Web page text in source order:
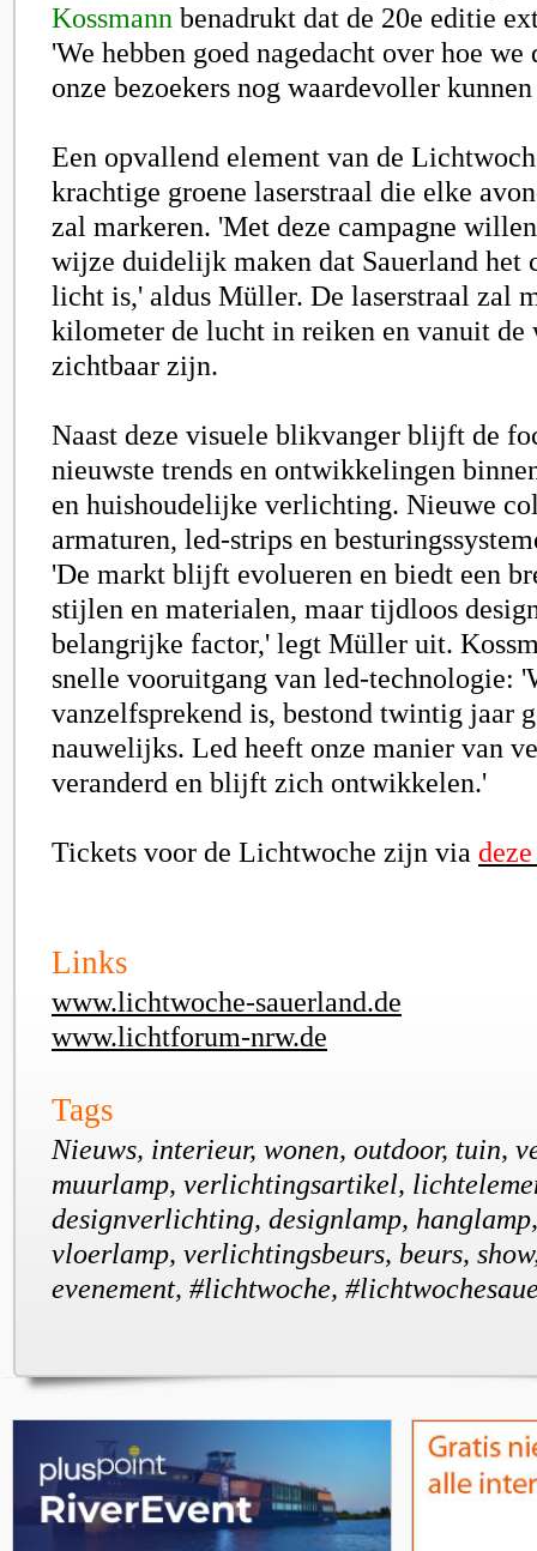
Kossmann benadrukt dat de 20e editie
'We hebben goed nagedacht over hoe
onze bezoekers nog waardevoller
Een opvallend element van de
krachtige groene laserstraal die elke
zal markeren. 'Met deze campagne
wijze duidelijk maken dat Sauerland het
licht is,' aldus Müller. De laserstraal zal
kilometer de lucht in reiken en vanuit
zichtbaar zijn.
Naast deze visuele blikvanger blijft de
nieuwste trends en ontwikkelingen
en huishoudelijke verlichting. Nieuwe
armaturen, led-strips en
'De markt blijft evolueren en biedt een
stijlen en materialen, maar tijdloos
belangrijke factor,' legt Müller uit.
snelle vooruitgang van led-technologie:
vanzelfsprekend is, bestond twintig jaar
nauwelijks. Led heeft onze manier van
veranderd en blijft zich ontwikkelen.'
Tickets voor de Lichtwoche zijn via
Links
www.lichtwoche-sauerland.de
www.lichtforum-nrw.de
Tags
Nieuws, interieur, wonen, outdoor, tuin,
muurlamp, verlichtingsartikel,
designverlichting, designlamp,
vloerlamp, verlichtingsbeurs, beurs,
evenement, #lichtwoche,